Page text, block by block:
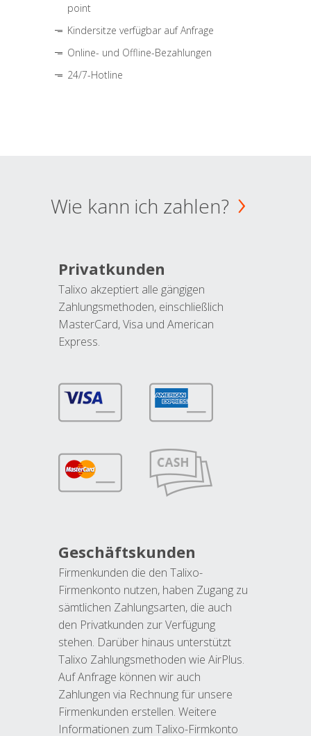
point
Kindersitze verfügbar auf Anfrage
Online- und Offline-Bezahlungen
24/7-Hotline
Wie kann ich zahlen?
Privatkunden
Talixo akzeptiert alle gängigen
Zahlungsmethoden, einschließlich
MasterCard, Visa und American
Express.
Geschäftskunden
Firmenkunden die den Talixo-
Firmenkonto nutzen, haben Zugang zu
sämtlichen Zahlungsarten, die auch
den Privatkunden zur Verfügung
stehen. Darüber hinaus unterstützt
Talixo Zahlungsmethoden wie AirPlus.
Auf Anfrage können wir auch
Zahlungen via Rechnung für unsere
Firmenkunden erstellen. Weitere
Informationen zum Talixo-Firmkonto